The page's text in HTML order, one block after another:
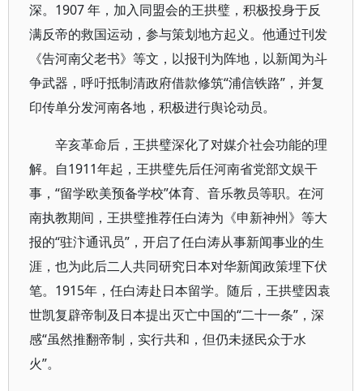
深。1907 年，加入同盟会的王拱璧，积极投身于反
满反帝的救国运动，参与策划地方起义。他通过刊发
《告河南父老书》等文，以报刊为阵地，以新闻为斗
争武器，呼吁抵制清政府借款修筑“浦信铁路”，并复
印传单分发河南各地，积极进行舆论动员。
辛亥革命后，王拱璧深化了对媒介社会功能的理
解。自1911年起，王拱璧先后任河南省党部文娱干
事，“留学欧美预备学校”体育、音乐教员等职。在河
南执教期间，王拱璧推荐任白涛为《申新神州》等大
报的“驻汴通讯员”，开启了任白涛从事新闻事业的生
涯，也为此后二人共同研究日本对华新闻政策埋下伏
笔。1915年，任白涛赴日本留学。随后，王拱璧因袁
世凯复辟帝制及日本提出灭亡中国的“二十一条”，深
感“虽然推翻帝制，实行共和，但仍未拯民众于水
火”。